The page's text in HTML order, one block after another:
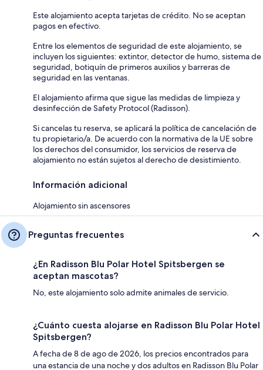
Este alojamiento acepta tarjetas de crédito. No se aceptan
pagos en efectivo.
Entre los elementos de seguridad de este alojamiento, se
incluyen los siguientes: extintor, detector de humo, sistema de
seguridad, botiquín de primeros auxilios y barreras de
seguridad en las ventanas.
El alojamiento afirma que sigue las medidas de limpieza y
desinfección de Safety Protocol (Radisson).
Si cancelas tu reserva, se aplicará la política de cancelación de
tu propietario/a. De acuerdo con la normativa de la UE sobre
los derechos del consumidor, los servicios de reserva de
alojamiento no están sujetos al derecho de desistimiento.
Información adicional
Alojamiento sin ascensores
Preguntas frecuentes
¿En Radisson Blu Polar Hotel Spitsbergen se
aceptan mascotas?
No, este alojamiento solo admite animales de servicio.
¿Cuánto cuesta alojarse en Radisson Blu Polar Hotel
Spitsbergen?
A fecha de 8 de ago de 2026, los precios encontrados para
una estancia de una noche y dos adultos en Radisson Blu Polar